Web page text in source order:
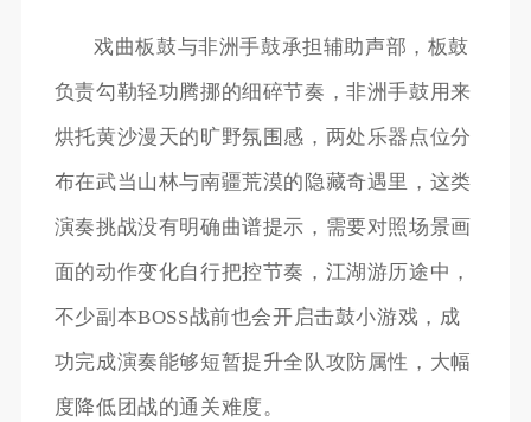
戏曲板鼓与非洲手鼓承担辅助声部，板鼓
负责勾勒轻功腾挪的细碎节奏，非洲手鼓用来
烘托黄沙漫天的旷野氛围感，两处乐器点位分
布在武当山林与南疆荒漠的隐藏奇遇里，这类
演奏挑战没有明确曲谱提示，需要对照场景画
面的动作变化自行把控节奏，江湖游历途中，
不少副本BOSS战前也会开启击鼓小游戏，成
功完成演奏能够短暂提升全队攻防属性，大幅
度降低团战的通关难度。